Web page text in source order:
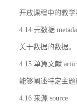
开放课程中的教
4.14 元数据
关于数据的数据。
4.15 单篇文献
能够阐述特定主
4.16 来源 source